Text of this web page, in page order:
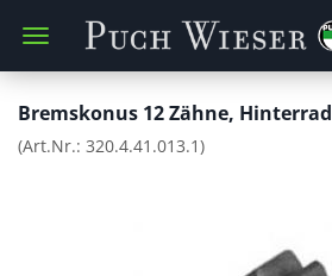
Bremskonus 12 Zähne, Hinterrad
(Art.Nr.: 320.4.41.013.1)